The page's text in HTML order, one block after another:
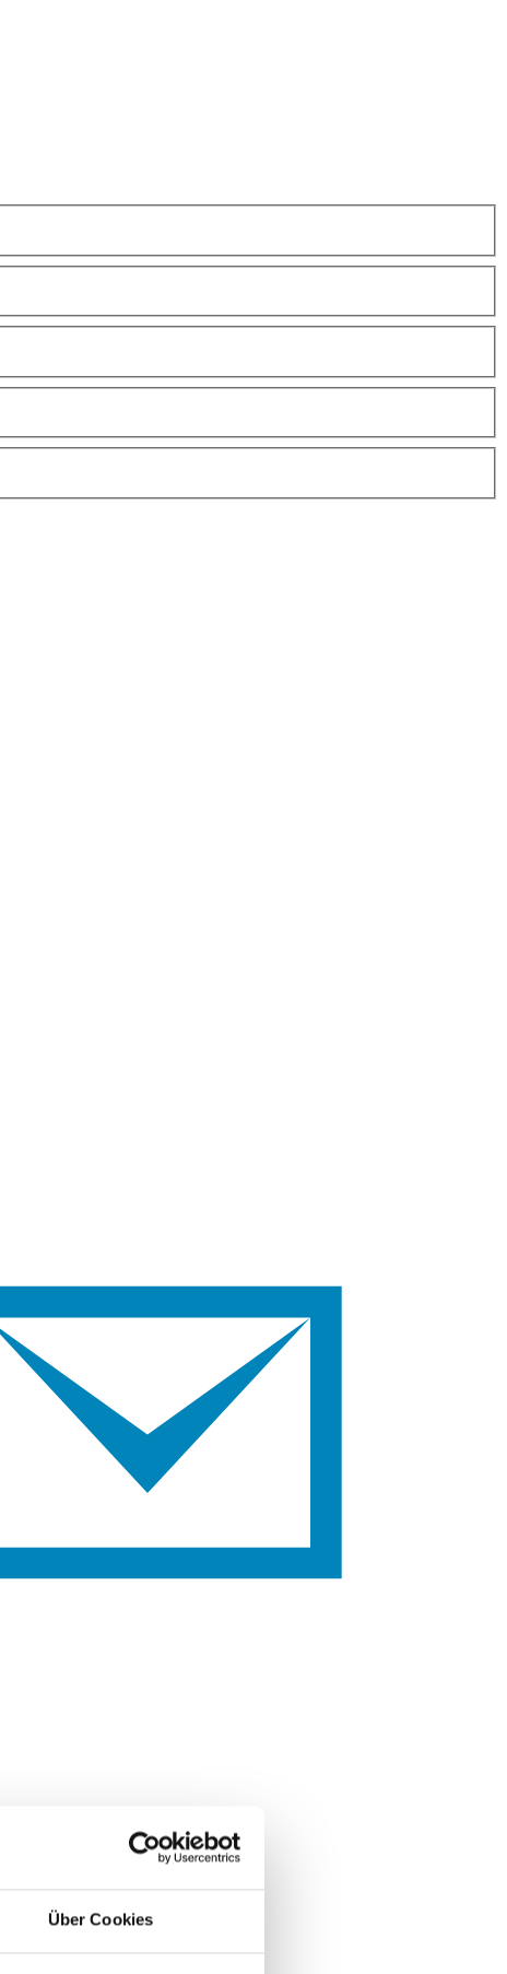
Über Cookies